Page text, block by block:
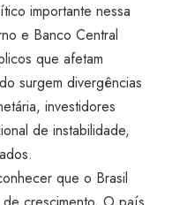
importante nessa
e Banco Central
que afetam
surgem divergências
investidores
de instabilidade,
que o Brasil